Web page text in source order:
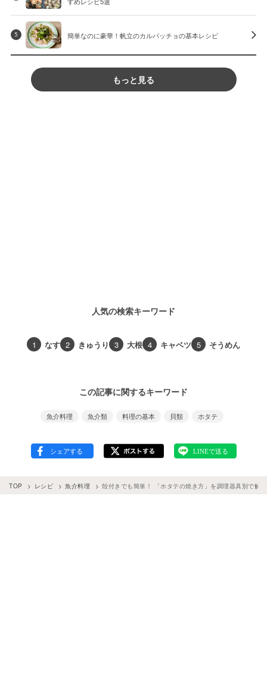
5 簡単なのに豪華！帆立のカルパッチョの基本レシピ
もっと見る
人気の検索キーワード
1 なす 2 きゅうり 3 大根 4 キャベツ 5 そうめん
この記事に関するキーワード
魚介料理 魚介類 料理の基本 貝類 ホタテ
TOP レシピ 魚介料理 殻付きでも簡単！ 「ホタテの焼き方」を調理器具別で解説